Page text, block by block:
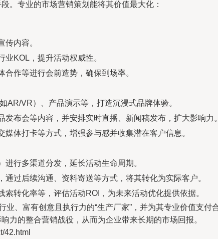
。专业的市场营销策划能将其价值最大化：
传内容。
业KOL，提升活动权威性。
合作等进行会前造势，确保到场率。
AR/VR）、产品演示等，打造沉浸式品牌体验。
发布会等内容，并安排实时直播、新闻稿发布，扩大影响力。
媒体打卡等方式，增强参与感并收集潜在客户信息。
进行多渠道分发，延长活动生命周期。
过后续沟通、资料寄送等方式，将其转化为实际客户。
索转化率等，评估活动ROI，为未来活动优化提供依据。
业、富有创意且执行力的“生产厂家”，并为其专业价值支
力的整合营销战役，从而为企业带来长期的市场回报。
42.html